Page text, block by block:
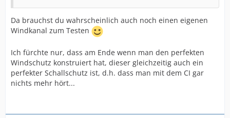
Da brauchst du wahrscheinlich auch noch einen eigenen
Windkanal zum Testen
Ich fürchte nur, dass am Ende wenn man den perfekten
Windschutz konstruiert hat, dieser gleichzeitig auch ein
perfekter Schallschutz ist, d.h. dass man mit dem CI gar
nichts mehr hört...